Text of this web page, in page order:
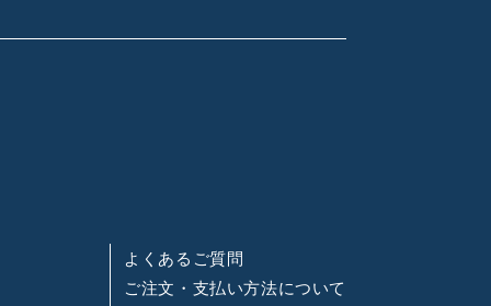
よくあるご質問
ご注文・支払い方法について